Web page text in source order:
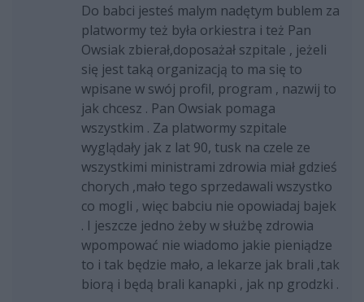
Do babci jesteś malym nadętym bublem za
platwormy też była orkiestra i też Pan
Owsiak zbierał,doposażał szpitale , jeżeli
się jest taką organizacją to ma się to
wpisane w swój profil, program , nazwij to
jak chcesz . Pan Owsiak pomaga
wszystkim . Za platwormy szpitale
wyglądały jak z lat 90, tusk na czele ze
wszystkimi ministrami zdrowia miał gdzieś
chorych ,mało tego sprzedawali wszystko
co mogli , więc babciu nie opowiadaj bajek
. I jeszcze jedno żeby w służbę zdrowia
wpompować nie wiadomo jakie pieniądze
to i tak będzie mało, a lekarze jak brali ,tak
biorą i będą brali kanapki , jak np grodzki .